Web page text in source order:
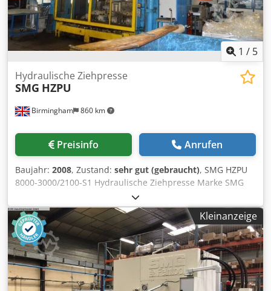
1 / 5
Birmingham 860 km
Hydraulische Ziehpresse
SMG HZPU
Preisinfo Anrufen
Baujahr: 2008, Zustand: sehr gut (gebraucht), SMG HZPU
8000-3000/2100-S1 Hydraulische Ziehpresse Marke SMG
Typ HZPU 8000-3000/2100-S1 Baujahr 1995 Dkjdpfsn Awd
Rjx Abksr Beschreibung Hydraulische Ziehpresse H-
Rahmen-Hydraulikpresse Presskraft 800 Tonnen
Aufspannfläche ca. 3.000 x 2.100 mm Aufstellhöhe Max.
1.400 mm
Kleinanzeige